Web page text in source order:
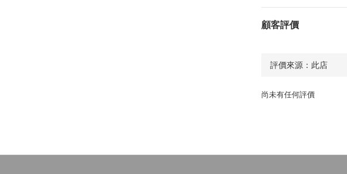
顧客評價
尚未有任何評價